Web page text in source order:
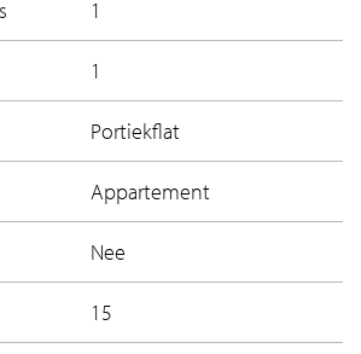
1
1
Portiekflat
Appartement
Nee
15